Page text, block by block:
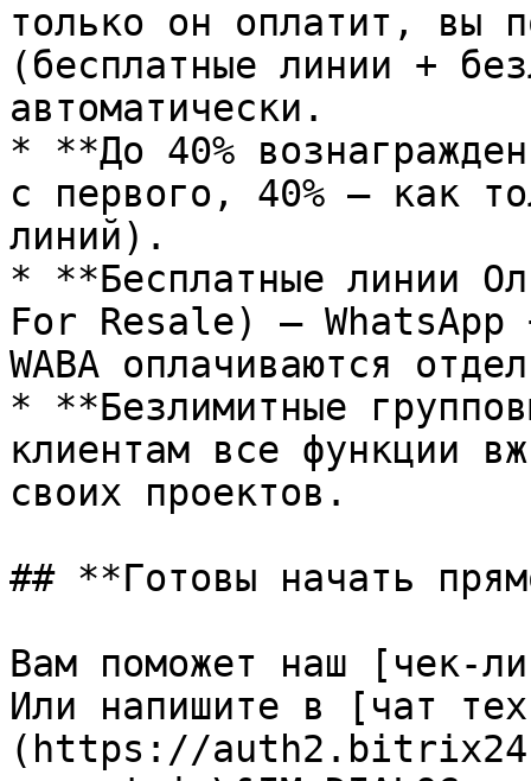
только он оплатит, вы
(бесплатные линии +
автоматически.
* **До 40%
с первого, 40% — как
линий).
* **Бесплатные линии
For Resale) — WhatsApp
WABA оплачиваются
* **Безлимитные
клиентам все функции
своих проектов.
## **Готовы начать
Вам поможет наш [чек-
Или напишите в [чат
(https://